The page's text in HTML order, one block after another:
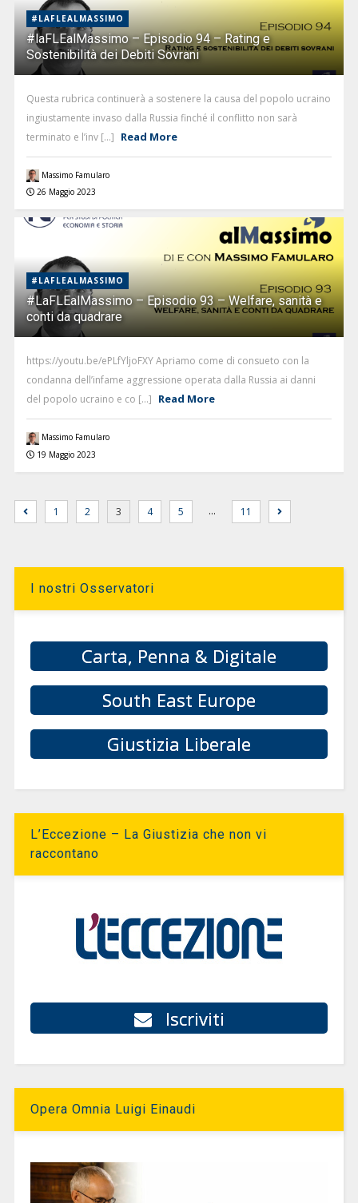
#LAFLEALMASSIMO
#laFLEalMassimo – Episodio 94 – Rating e
Sostenibilità dei Debiti Sovrani
Questa rubrica continuerà a sostenere la causa del popolo ucraino
ingiustamente invaso dalla Russia finché il conflitto non sarà
terminato e l’inv [...] Read More
Massimo Famularo
26 Maggio 2023
#LAFLEALMASSIMO
#LaFLEalMassimo – Episodio 93 – Welfare, sanità e
conti da quadrare
https://youtu.be/ePLfYljoFXY Apriamo come di consueto con la
condanna dell’infame aggressione operata dalla Russia ai danni
del popolo ucraino e co [...] Read More
Massimo Famularo
19 Maggio 2023
1 2 3 4 5 … 11
I nostri Osservatori
Carta, Penna & Digitale
South East Europe
Giustizia Liberale
L’Eccezione – La Giustizia che non vi
raccontano
Iscriviti
Opera Omnia Luigi Einaudi